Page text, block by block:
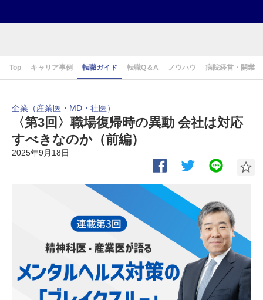
Top キャリア事例 転職ガイド 転職Q＆A ノウハウ 病院経営・開業
企業（産業医・MD・社医）
〈第3回〉職場復帰時の異動 会社は対応
すべきなのか（前編）
2025年9月18日